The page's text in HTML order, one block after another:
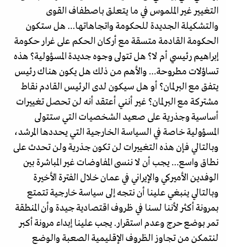
التغيير غير الملموس في ما يتعلق باصطفاف القوى
والتشكيلة الجديدة للحكومة واتجاهاتها... هل ستكون
الحكومة القادمة متسقة مع أركان الحكم على غرار حكومة
إبراهيم رئيسي أم لا؟ هل تتولى وجوه جديدة المسؤولية؟ هذه
تساؤلات مطروحة... والأهم من ذلك هل يكون هناك رئيس
يتفق مع البرلمان؟ أو هل سيكون لدى الرئيس القادم نقاط
مشتركة مع البرلمان؟ غير أنني أعتقد أنه لن تحصل تغييرات
أساسية وجذرية على صعيد الشخصيات التي ستتولى
المسؤولية خاصة في السياسة الخارجية التي يحددها المرشد،
وبالتالي فإن هذه التغييرات لن تكون جذرية ولن تحدث على
نطاق واسع... يجب أن لا ننسى المفاوضات غير المباشرة بين
الوفدين الأميركي والإيراني في عمان خلال الفترة الأخيرة
وبالتالي ينبغي علينا أن نتجه إلى سياسة خارجية تتمتع
بمرونة أكثر لأننا لسنا في ظروف اقتصادية جيدة وأن المنطقة
تمر بوضع حرج وعدم استقرار. يجب علينا إبداء مرونة أكبر
لنتمكن من تجاوز الظروف الإقليمية الصعبة والوضع